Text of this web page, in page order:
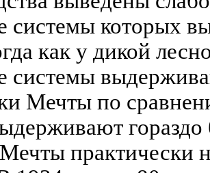
системы которых
как у дикой
системы
Мечты по
гораздо
практически